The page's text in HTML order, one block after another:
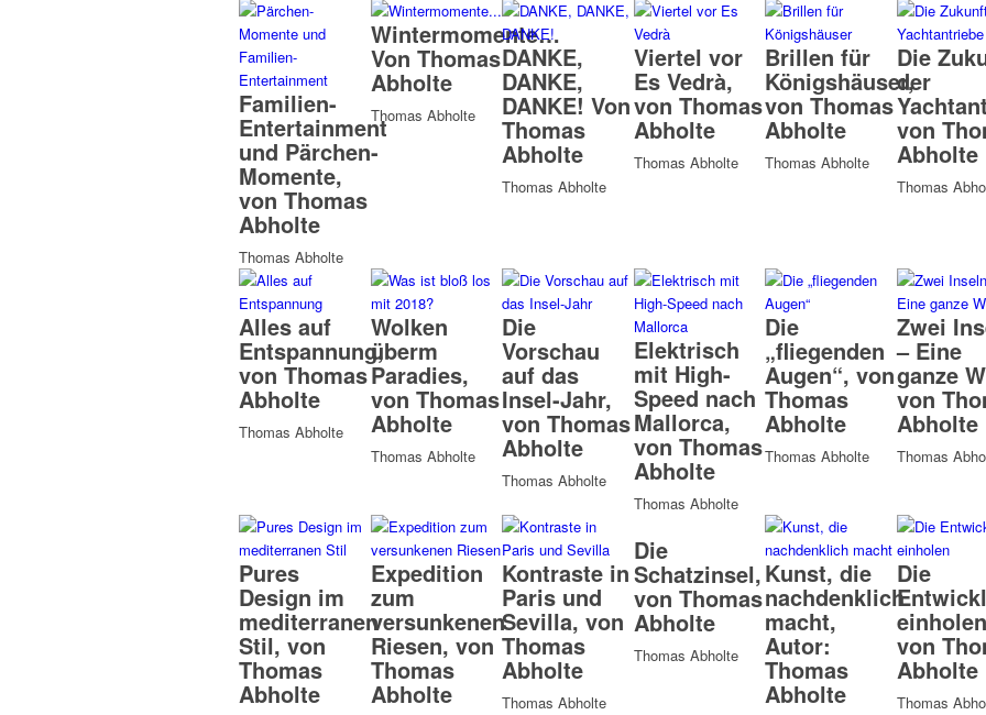
Familien-
Entertainment
und Pärchen-
Momente,
von Thomas
Abholte
Thomas Abholte
Wintermomente…
Von Thomas
Abholte
Thomas Abholte
DANKE,
DANKE,
DANKE! Von
Thomas
Abholte
Thomas Abholte
Viertel vor
Es Vedrà,
von Thomas
Abholte
Thomas Abholte
Brillen für
Königshäuser,
von Thomas
Abholte
Thomas Abholte
Die
der
von
Abholte
Thomas
Alles auf
Entspannung,
von Thomas
Abholte
Thomas Abholte
Wolken
überm
Paradies,
von Thomas
Abholte
Thomas Abholte
Die
Vorschau
auf das
Insel-Jahr,
von Thomas
Abholte
Thomas Abholte
Elektrisch
mit High-
Speed nach
Mallorca,
von Thomas
Abholte
Thomas Abholte
Die
„fliegenden
Augen“, von
Thomas
Abholte
Thomas Abholte
Zwei
– Eine
ganze
von
Abholte
Thomas
Pures
Design im
mediterranen
Stil, von
Thomas
Abholte
Expedition
zum
versunkenen
Riesen, von
Thomas
Abholte
Kontraste in
Paris und
Sevilla, von
Thomas
Abholte
Thomas Abholte
Die
Schatzinsel,
von Thomas
Abholte
Thomas Abholte
Kunst, die
nachdenklich
macht,
Autor:
Thomas
Abholte
Die
von
Abholte
Thomas